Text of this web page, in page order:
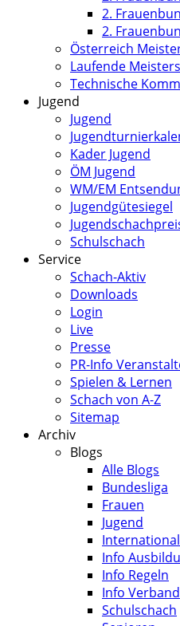
2.
2.
Österreich
Laufende
Technische
Jugend
Jugend
Kader Jugend
ÖM Jugend
WM/EM
Jugendgütesiegel
Schulschach
Service
Schach-Aktiv
Downloads
Login
Live
Presse
PR-Info
Spielen & Lernen
Schach von A-Z
Sitemap
Archiv
Blogs
Alle Blogs
Bundesliga
Frauen
Jugend
Info
Info Regeln
Info Verband
Schulschach